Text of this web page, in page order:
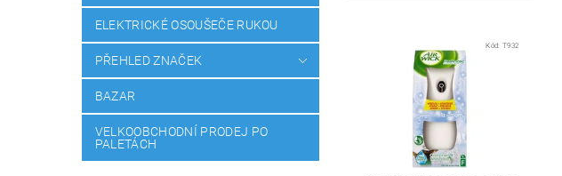
ELEKTRICKÉ OSOUŠEČE RUKOU
PŘEHLED ZNAČEK
BAZAR
VELKOOBCHODNÍ PRODEJ PO
PALETÁCH
Kód:T932